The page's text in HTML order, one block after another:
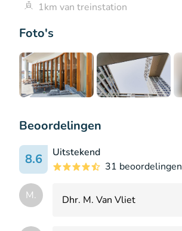
Foto's
Beoordelingen
8.6
Uitstekend
31 beoordelingen
M. Dhr. M. Van Vliet
1km van treinstation